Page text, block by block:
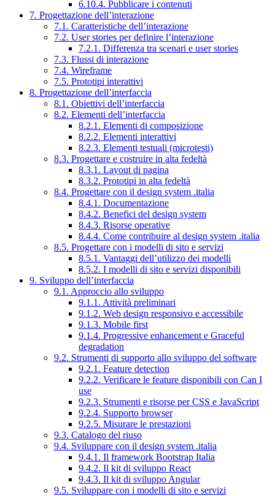
6.10.4. Pubblicare i contenuti
7. Progettazione dell’interazione
7.1. Caratteristiche dell’interazione
7.2. User stories per definire l’interazione
7.2.1. Differenza tra scenari e user stories
7.3. Flussi di interazione
7.4. Wireframe
7.5. Prototipi interattivi
8. Progettazione dell’interfaccia
8.1. Obiettivi dell’interfaccia
8.2. Elementi dell’interfaccia
8.2.1. Elementi di composizione
8.2.2. Elementi interattivi
8.2.3. Elementi testuali (microtesti)
8.3. Progettare e costruire in alta fedeltà
8.3.1. Layout di pagina
8.3.2. Prototipi in alta fedeltà
8.4. Progettare con il design system .italia
8.4.1. Documentazione
8.4.2. Benefici del design system
8.4.3. Risorse operative
8.4.4. Come contribuire al design system .italia
8.5. Progettare con i modelli di sito e servizi
8.5.1. Vantaggi dell’utilizzo dei modelli
8.5.2. I modelli di sito e servizi disponibili
9. Sviluppo dell’interfaccia
9.1. Approccio allo sviluppo
9.1.1. Attività preliminari
9.1.2. Web design responsivo e accessibile
9.1.3. Mobile first
9.1.4. Progressive enhancement e Graceful
degradation
9.2. Strumenti di supporto allo sviluppo del software
9.2.1. Feature detection
9.2.2. Verificare le feature disponibili con Can I
use
9.2.3. Strumenti e risorse per CSS e JavaScript
9.2.4. Supporto browser
9.2.5. Misurare le prestazioni
9.3. Catalogo del riuso
9.4. Sviluppare con il design system .italia
9.4.1. Il framework Bootstrap Italia
9.4.2. Il kit di sviluppo React
9.4.3. Il kit di sviluppo Angular
9.5. Sviluppare con i modelli di sito e servizi